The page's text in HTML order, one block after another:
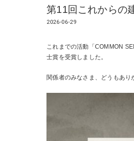
第11回これからの
2026-06-29
これまでの活動「COMMON
士賞を受賞しました。
関係者のみなさま、どうもあり